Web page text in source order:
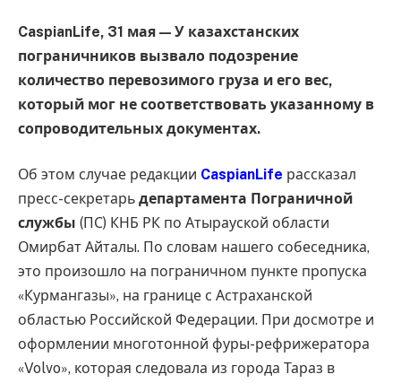
CaspianLife, 31 мая — У казахстанских
пограничников вызвало подозрение
количество перевозимого груза и его вес,
который мог не соответствовать указанному в
сопроводительных документах.
Об этом случае редакции CaspianLife рассказал
пресс-секретарь департамента Пограничной
службы (ПС) КНБ РК по Атырауской области
Омирбат Айталы. По словам нашего собеседника,
это произошло на пограничном пункте пропуска
«Курмангазы», на границе с Астраханской
областью Российской Федерации. При досмотре и
оформлении многотонной фуры-рефрижератора
«Volvo», которая следовала из города Тараз в